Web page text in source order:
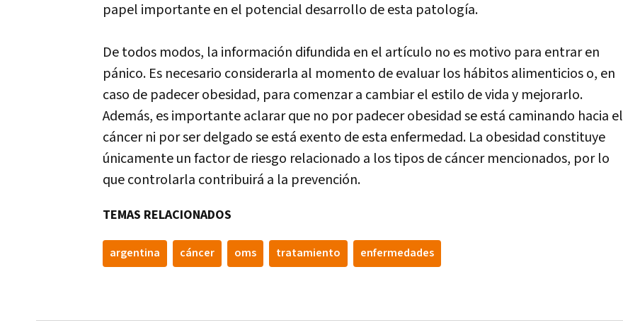
papel importante en el potencial desarrollo de esta patología.
De todos modos, la información difundida en el artículo no es motivo para entrar en
pánico. Es necesario considerarla al momento de evaluar los hábitos alimenticios o, en
caso de padecer obesidad, para comenzar a cambiar el estilo de vida y mejorarlo.
Además, es importante aclarar que no por padecer obesidad se está caminando hacia el
cáncer ni por ser delgado se está exento de esta enfermedad. La obesidad constituye
únicamente un factor de riesgo relacionado a los tipos de cáncer mencionados, por lo
que controlarla contribuirá a la prevención.
TEMAS RELACIONADOS
argentina cáncer oms tratamiento enfermedades